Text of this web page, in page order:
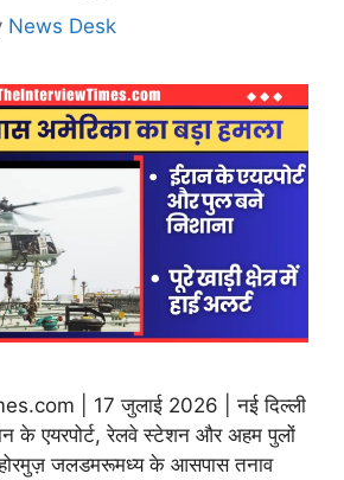
News Desk
| 17 जुलाई 2026 | नई दिल्ली
के एयरपोर्ट, रेलवे स्टेशन और अहम पुलों
जलडमरूमध्य के आसपास तनाव